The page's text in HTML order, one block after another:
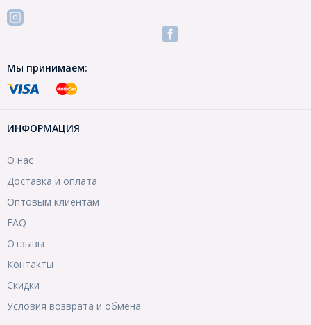
Мы принимаем:
ИНФОРМАЦИЯ
О нас
Доставка и оплата
Оптовым клиентам
FAQ
Отзывы
Контакты
Скидки
Условия возврата и обмена